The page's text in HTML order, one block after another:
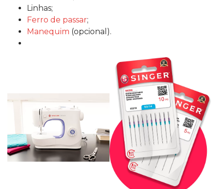
Linhas;
Ferro de passar;
Manequim (opcional).